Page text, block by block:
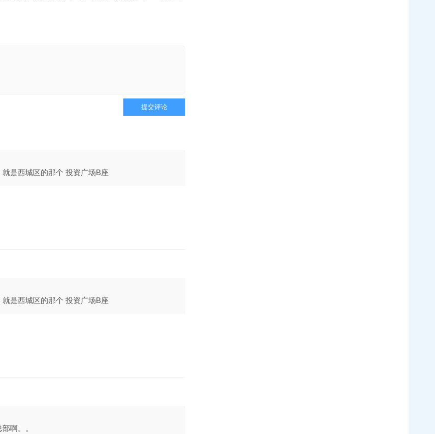
提交评论
是西城区的那个 投资广场B座
是西城区的那个 投资广场B座
啊。。